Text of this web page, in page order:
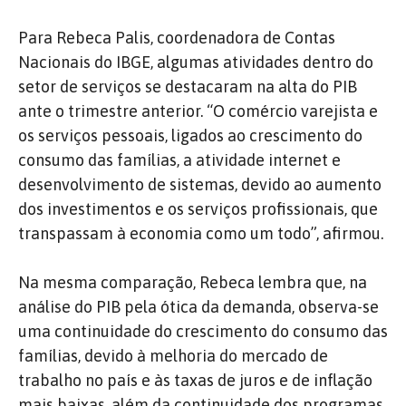
Para Rebeca Palis, coordenadora de Contas
Nacionais do IBGE, algumas atividades dentro do
setor de serviços se destacaram na alta do PIB
ante o trimestre anterior. “O comércio varejista e
os serviços pessoais, ligados ao crescimento do
consumo das famílias, a atividade internet e
desenvolvimento de sistemas, devido ao aumento
dos investimentos e os serviços profissionais, que
transpassam à economia como um todo”, afirmou.
Na mesma comparação, Rebeca lembra que, na
análise do PIB pela ótica da demanda, observa-se
uma continuidade do crescimento do consumo das
famílias, devido à melhoria do mercado de
trabalho no país e às taxas de juros e de inflação